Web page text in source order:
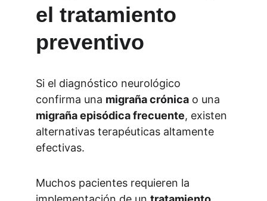
el tratamiento
preventivo
Si el diagnóstico neurológico
confirma una migraña crónica o una
migraña episódica frecuente, existen
alternativas terapéuticas altamente
efectivas.
Muchos pacientes requieren la